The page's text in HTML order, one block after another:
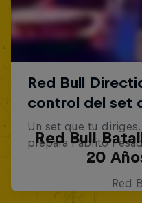
Red Bull
20
Red